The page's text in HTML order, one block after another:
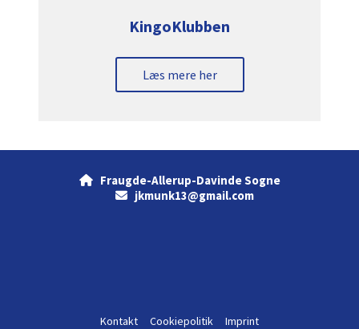
KingoKlubben
Læs mere her
Fraugde-Allerup-Davinde Sogne
jkmunk13@gmail.com
Kontakt Cookiepolitik Imprint